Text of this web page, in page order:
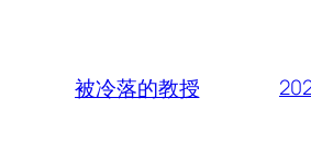
被冷落的教授